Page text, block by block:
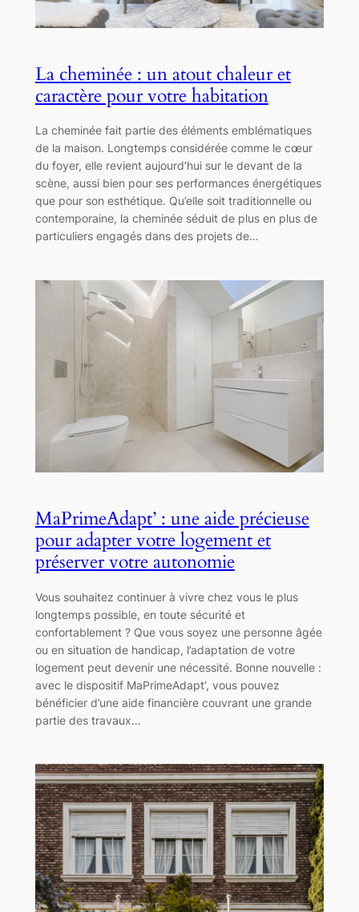
La cheminée : un atout chaleur et
caractère pour votre habitation
La cheminée fait partie des éléments emblématiques
de la maison. Longtemps considérée comme le cœur
du foyer, elle revient aujourd’hui sur le devant de la
scène, aussi bien pour ses performances énergétiques
que pour son esthétique. Qu’elle soit traditionnelle ou
contemporaine, la cheminée séduit de plus en plus de
particuliers engagés dans des projets de…
MaPrimeAdapt’ : une aide précieuse
pour adapter votre logement et
préserver votre autonomie
Vous souhaitez continuer à vivre chez vous le plus
longtemps possible, en toute sécurité et
confortablement ? Que vous soyez une personne âgée
ou en situation de handicap, l’adaptation de votre
logement peut devenir une nécessité. Bonne nouvelle :
avec le dispositif MaPrimeAdapt’, vous pouvez
bénéficier d’une aide financière couvrant une grande
partie des travaux…